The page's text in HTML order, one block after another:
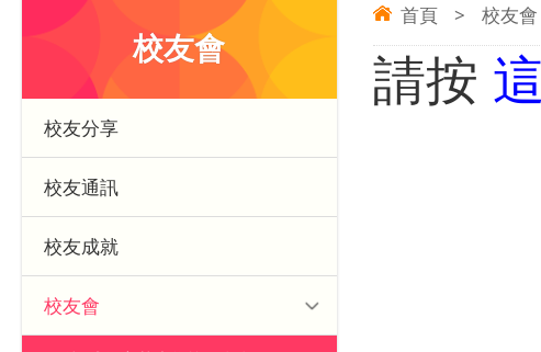
首頁 > 校友會
請按
校友會
校友分享
校友通訊
校友成就
校友會